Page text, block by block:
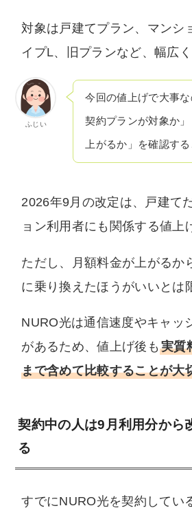
対象は戸建てプラン、マンシ
イプL、旧プランなど、幅広く
ふじい
今回の値上げで大事
契約プランが対象か
上がるか」を確認する
2026年9月の改定は、戸建て
ョン利用者にも関係する値上
ただし、月額料金が上がるか
に乗り換えたほうがいいとは
NURO光は通信速度やキャッ
があるため、値上げ後も 実質
まで含めて比較することが大
契約中の人は9月利用分から
る
すでにNURO光を契約してい